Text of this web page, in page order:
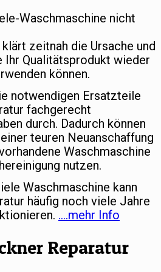
Waschmaschine nicht
zeitnah die Ursache und
Ihr Qualitätsprodukt wieder
können.
notwendigen Ersatzteile
fachgerecht
durch. Dadurch können
teuren Neuanschaffung
Waschmaschine
nutzen.
Waschmaschine kann
häufig noch viele Jahre
….mehr Info
Reparatur